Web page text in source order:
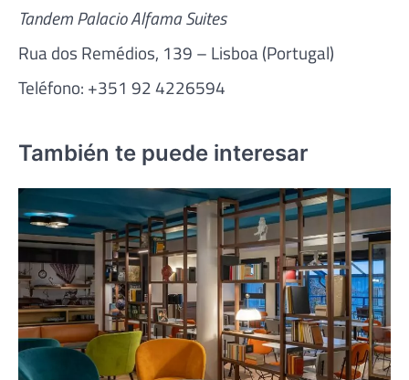
Tandem Palacio Alfama Suites
Rua dos Remédios, 139 – Lisboa (Portugal)
Teléfono: +351 92 4226594
También te puede interesar